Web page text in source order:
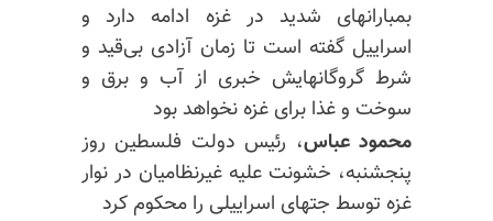
بمبارانهای شدید در غزه ادامه دارد و
اسراییل گفته است تا زمان آزادی بی‌قید و
شرط گروگانهایش خبری از آب و برق و
سوخت و غذا برای غزه نخواهد بود
محمود عباس، رئیس دولت فلسطین روز
پنجشنبه، خشونت علیه غیرنظامیان در نوار
غزه توسط جتهای اسراییلی را محکوم کرد